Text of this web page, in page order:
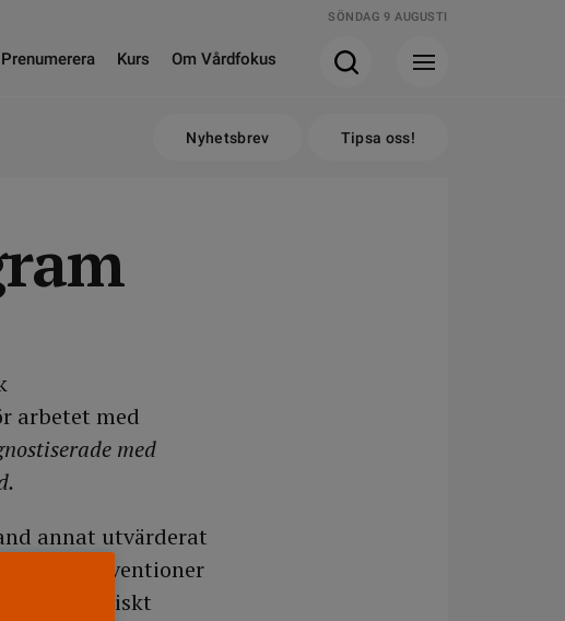
SÖNDAG 9 AUGUSTI
Prenumerera Kurs Om Vårdfokus
Nyhetsbrev Tipsa oss!
arbetet med
med
annat utvärderat
interventioner
ett kliniskt